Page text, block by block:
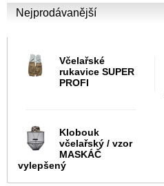
Nejprodávanější
Včelařské
rukavice SUPER
PROFI
Klobouk
včelařský / vzor
MASKÁČ
vylepšený